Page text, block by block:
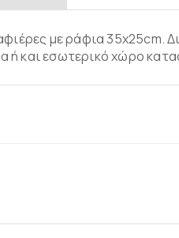
με ράφια 35x25cm.
ή και εσωτερικό χώρο